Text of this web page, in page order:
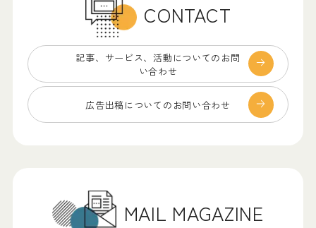
CONTACT
記事、サービス、 活動についてのお問
い合わせ
広告出稿についての お問い合わせ
MAIL MAGAZINE